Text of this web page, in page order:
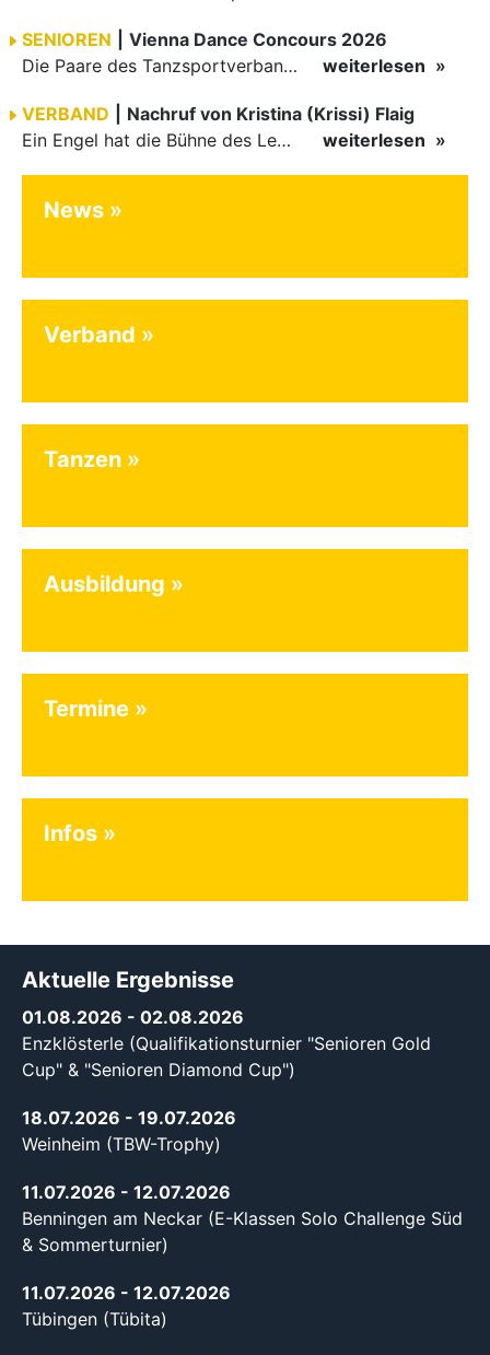
SENIOREN
Vienna Dance Concours 2026
Die Paare des Tanzsportverbandes Baden-Württemberg (TBW) glänzten auf dem internationalen Parkett des Vienna Dance Concourse 2026 im Wiener Rathaus mit hervorragenden Platzierungen Ergebnisse unter: …
weiterlesen
VERBAND
Nachruf von Kristina (Krissi) Flaig
Ein Engel hat die Bühne des Lebens verlassen. Viel zu früh, plötzlich und für uns alle unfassbar, wurde unsere geliebte Kristina (Krissi) Flaig im Alter von 36 Jahren aus dem Leben gerissen. Das Tanzen…
weiterlesen
News
Verband
Tanzen
Ausbildung
Termine
Infos
Aktuelle Ergebnisse
01.08.2026 - 02.08.2026
Enzklösterle (Qualifikationsturnier "Senioren Gold
Cup" & "Senioren Diamond Cup")
18.07.2026 - 19.07.2026
Weinheim (TBW-Trophy)
11.07.2026 - 12.07.2026
Benningen am Neckar (E-Klassen Solo Challenge Süd
& Sommerturnier)
11.07.2026 - 12.07.2026
Tübingen (Tübita)